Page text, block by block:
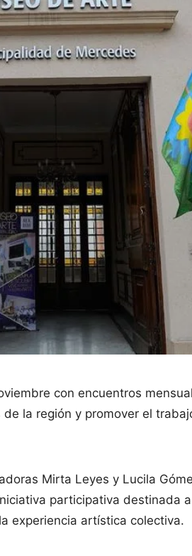
con encuentros
la región y promover el
Mirta Leyes y Lucila
participativa destinada
experiencia artística colectiva.